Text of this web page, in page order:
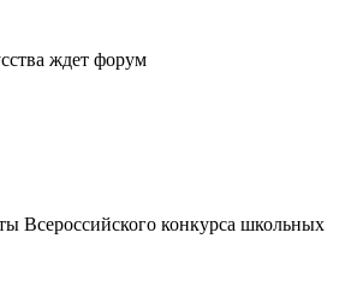
ждет форум
Всероссийского конкурса школьных